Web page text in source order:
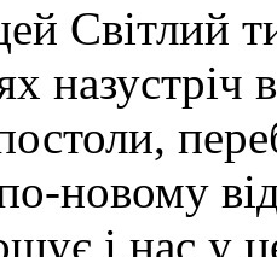
Світлий
назустріч
по-новому
і нас у